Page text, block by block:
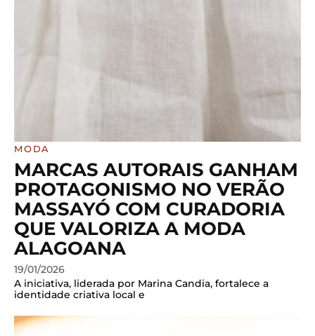
MODA
MARCAS AUTORAIS GANHAM
PROTAGONISMO NO VERÃO
MASSAYÓ COM CURADORIA
QUE VALORIZA A MODA
ALAGOANA
19/01/2026
A iniciativa, liderada por Marina Candia, fortalece a
identidade criativa local e